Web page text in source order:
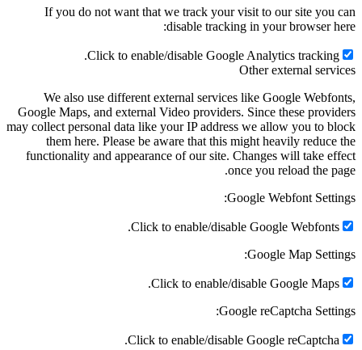
If you do not want that we track your visit to
disable tracking in your
Click to enable/disable Google
Other
We also use different external services like
Google Maps, and external Video providers. Since
may collect personal data like your IP address we
them here. Please be aware that this might
functionality and appearance of our site. Changes
once you
Google
Click to enable/disable
Google
Click to enable/disable
Google
Click to enable/disable Google